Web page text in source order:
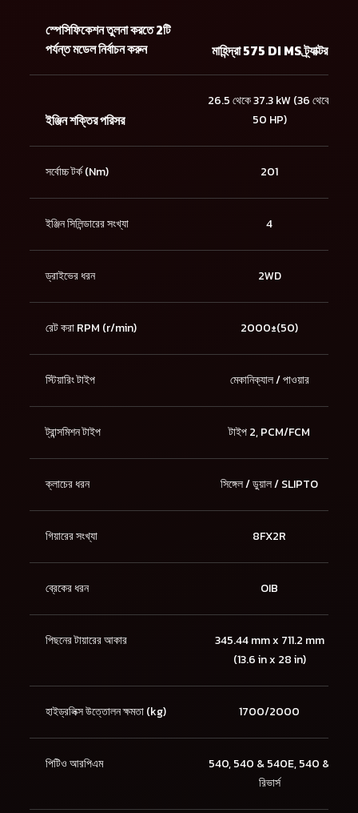
স্পেসিফিকেশন তুলনা করতে 2টি
পর্যন্ত মডেল নির্বাচন করুন
মাহিন্দ্রা 575 DI MS ট্র্যাক্টর
ইঞ্জিন শক্তির পরিসর
26.5 থেকে 37.3 kW (36 থেকে
50 HP)
সর্বোচ্চ টর্ক (Nm) 201
ইঞ্জিন সিলিন্ডারের সংখ্যা 4
ড্রাইভের ধরন 2WD
রেট করা RPM (r/min) 2000±(50)
স্টিয়ারিং টাইপ মেকানিক্যাল / পাওয়ার
ট্রান্সমিশন টাইপ টাইপ 2, PCM/FCM
ক্লাচের ধরন সিঙ্গেল / ডুয়াল / SLIPTO
গিয়ারের সংখ্যা 8FX2R
ব্রেকের ধরন OIB
পিছনের টায়ারের আকার
345.44 mm x 711.2 mm
(13.6 in x 28 in)
হাইড্রলিক্স উত্তোলন ক্ষমতা (kg) 1700/2000
পিটিও আরপিএম
540, 540 & 540E, 540 &
রিভার্স